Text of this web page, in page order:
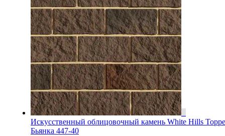
Искусственный облицовочный камень White Hills Торре
Бьянка 447-40